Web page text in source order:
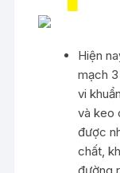
Hiện
mạch
vi
và keo
được
chất,